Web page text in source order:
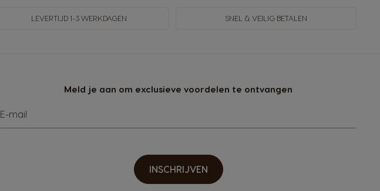
LEVERTIJD 1-3 WERKDAGEN SNEL & VEILIG BETALEN
Meld je aan om exclusieve voordelen te ontvangen
E-mail
INSCHRIJVEN